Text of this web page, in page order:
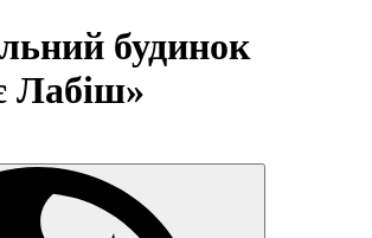
будинок
Лабіш»